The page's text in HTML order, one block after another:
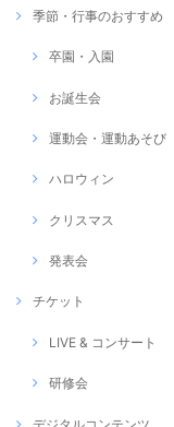
季節・行事のおすすめ
卒園・入園
お誕生会
運動会・運動あそび
ハロウィン
クリスマス
発表会
チケット
LIVE & コンサート
研修会